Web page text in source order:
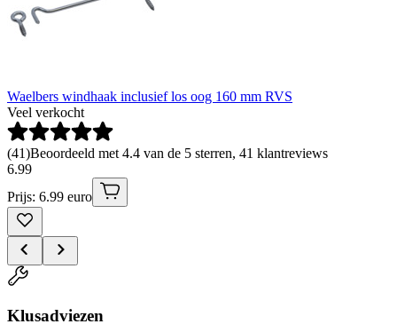
Waelbers windhaak inclusief los oog 160 mm RVS
Veel verkocht
(41)Beoordeeld met 4.4 van de 5 sterren, 41 klantreviews
6.99
Prijs: 6.99 euro
Klusadviezen